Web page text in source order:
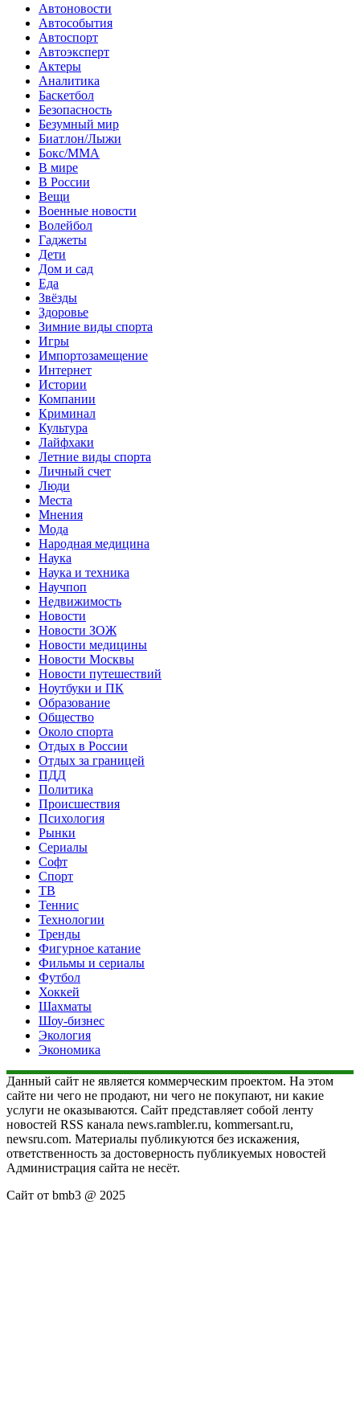
Автоновости
Автособытия
Автоспорт
Автоэксперт
Актеры
Аналитика
Баскетбол
Безопасность
Безумный мир
Биатлон/Лыжи
Бокс/MMA
В мире
В России
Вещи
Военные новости
Волейбол
Гаджеты
Дети
Дом и сад
Еда
Звёзды
Здоровье
Зимние виды спорта
Игры
Импортозамещение
Интернет
Истории
Компании
Криминал
Культура
Лайфхаки
Летние виды спорта
Личный счет
Люди
Места
Мнения
Мода
Народная медицина
Наука
Наука и техника
Научпоп
Недвижимость
Новости
Новости ЗОЖ
Новости медицины
Новости Москвы
Новости путешествий
Ноутбуки и ПК
Образование
Общество
Около спорта
Отдых в России
Отдых за границей
ПДД
Политика
Происшествия
Психология
Рынки
Сериалы
Софт
Спорт
ТВ
Теннис
Технологии
Тренды
Фигурное катание
Фильмы и сериалы
Футбол
Хоккей
Шахматы
Шоу-бизнес
Экология
Экономика
Данный сайт не является коммерческим проектом. На этом
сайте ни чего не продают, ни чего не покупают, ни какие
услуги не оказываются. Сайт представляет собой ленту
новостей RSS канала news.rambler.ru, kommersant.ru,
newsru.com. Материалы публикуются без искажения,
ответственность за достоверность публикуемых новостей
Администрация сайта не несёт.
Сайт от bmb3 @ 2025